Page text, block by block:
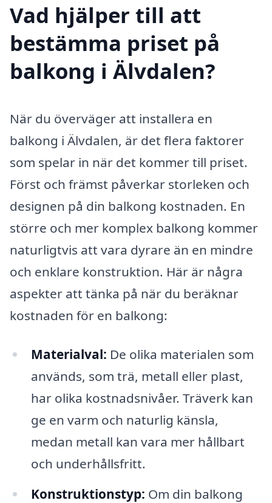
Vad hjälper till att
bestämma priset på
balkong i Älvdalen?
När du överväger att installera en
balkong i Älvdalen, är det flera faktorer
som spelar in när det kommer till priset.
Först och främst påverkar storleken och
designen på din balkong kostnaden. En
större och mer komplex balkong kommer
naturligtvis att vara dyrare än en mindre
och enklare konstruktion. Här är några
aspekter att tänka på när du beräknar
kostnaden för en balkong:
Materialval: De olika materialen som
används, som trä, metall eller plast,
har olika kostnadsnivåer. Träverk kan
ge en varm och naturlig känsla,
medan metall kan vara mer hållbart
och underhållsfritt.
Konstruktionstyp: Om din balkong